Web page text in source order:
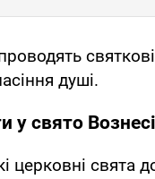
душі.
свято
церковні свята